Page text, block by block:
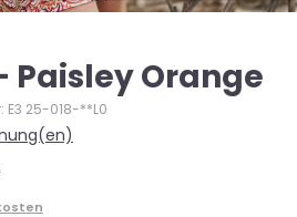
Paisley Orange
E3 25-018-**L0